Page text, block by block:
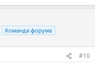
Команда форума
#10